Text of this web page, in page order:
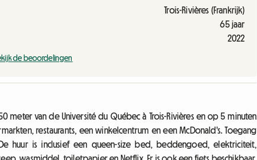
Trois-Rivières (Frankrijk)
65 jaar
2022
de beoordelingen
meter van de Université du Québec à Trois-Rivières en op 5 minuten
restaurants, een winkelcentrum en een McDonald's. Toegang
huur is inclusief een queen-size bed, beddengoed, elektriciteit,